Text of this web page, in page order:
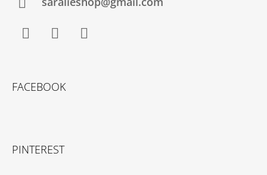
FACEBOOK
PINTEREST